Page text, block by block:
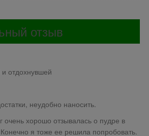
отзыв
отдохнувшей
неудобно наносить.
очень хорошо отзывалась о пудре в
я тоже ее решила попробовать.